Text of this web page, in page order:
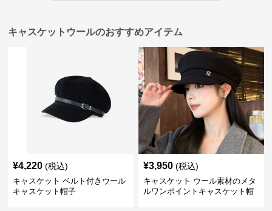
キャスケットウールのおすすめアイテム
¥4,220 (税込)
キャスケット ベルト付きウール
キャスケット帽子
¥3,950 (税込)
キャスケット ウール素材のメタ
ルワンポイントキャスケット帽